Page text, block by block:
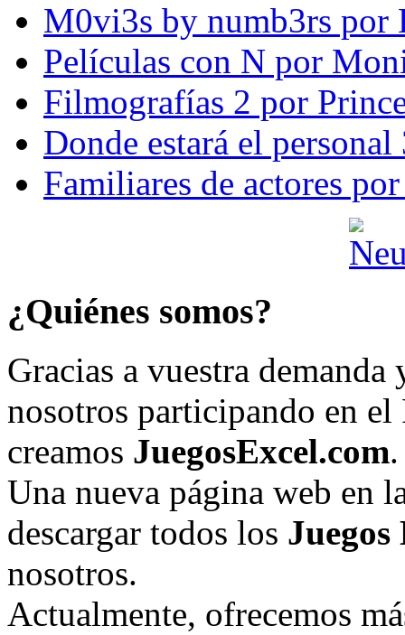
M0vi3s by numb3rs por
Películas con N por
Filmografías 2 por
Donde estará el
Familiares de actores
¿Quiénes somos?
Gracias a vuestra
nosotros participando en
creamos JuegosExcel.com.
Una nueva página web en
descargar todos los Juegos
nosotros.
Actualmente, ofrecemos